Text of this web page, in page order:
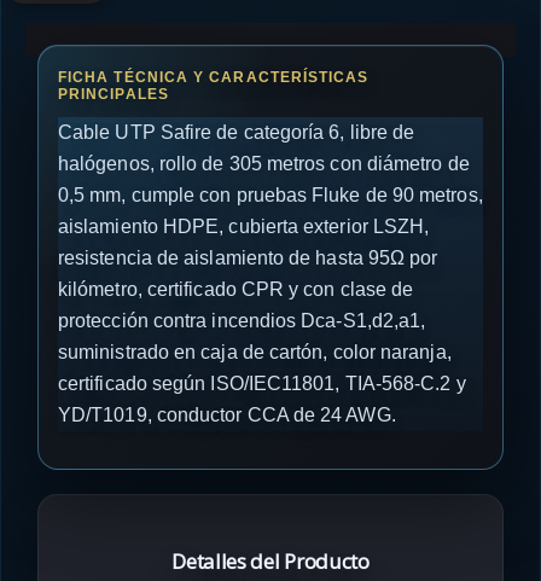
Cable UTP Safire de categoría 6, libre de
halógenos, rollo de 305 metros con diámetro de
0,5 mm, cumple con pruebas Fluke de 90 metros,
aislamiento HDPE, cubierta exterior LSZH,
resistencia de aislamiento de hasta 95Ω por
kilómetro, certificado CPR y con clase de
protección contra incendios Dca-S1,d2,a1,
suministrado en caja de cartón, color naranja,
certificado según ISO/IEC11801, TIA-568-C.2 y
YD/T1019, conductor CCA de 24 AWG.
Detalles del Producto